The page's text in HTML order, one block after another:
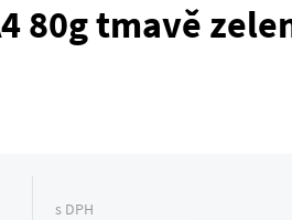
80g tmavě
s DPH